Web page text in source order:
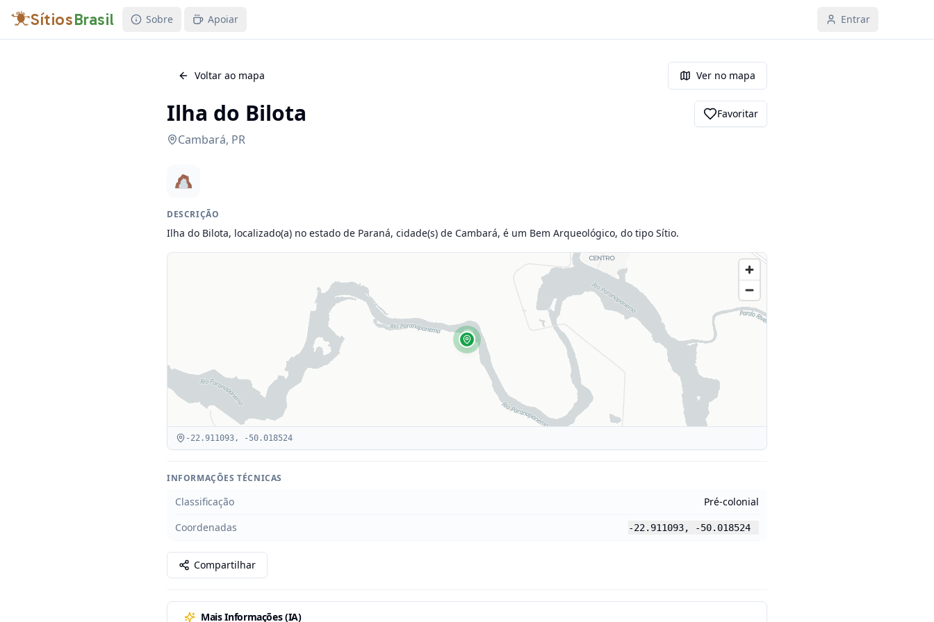
SítiosBrasil Sobre Apoiar Entrar
Voltar ao mapa Ver no mapa
Ilha do Bilota
Cambará, PR
Favoritar
DESCRIÇÃO
Ilha do Bilota, localizado(a) no estado de Paraná, cidade(s) de Cambará, é um Bem Arqueológico, do tipo Sítio.
-22.911093, -50.018524
INFORMAÇÕES TÉCNICAS
Classificação
Pré-colonial
Coordenadas
-22.911093, -50.018524
Compartilhar
Mais Informações (IA)